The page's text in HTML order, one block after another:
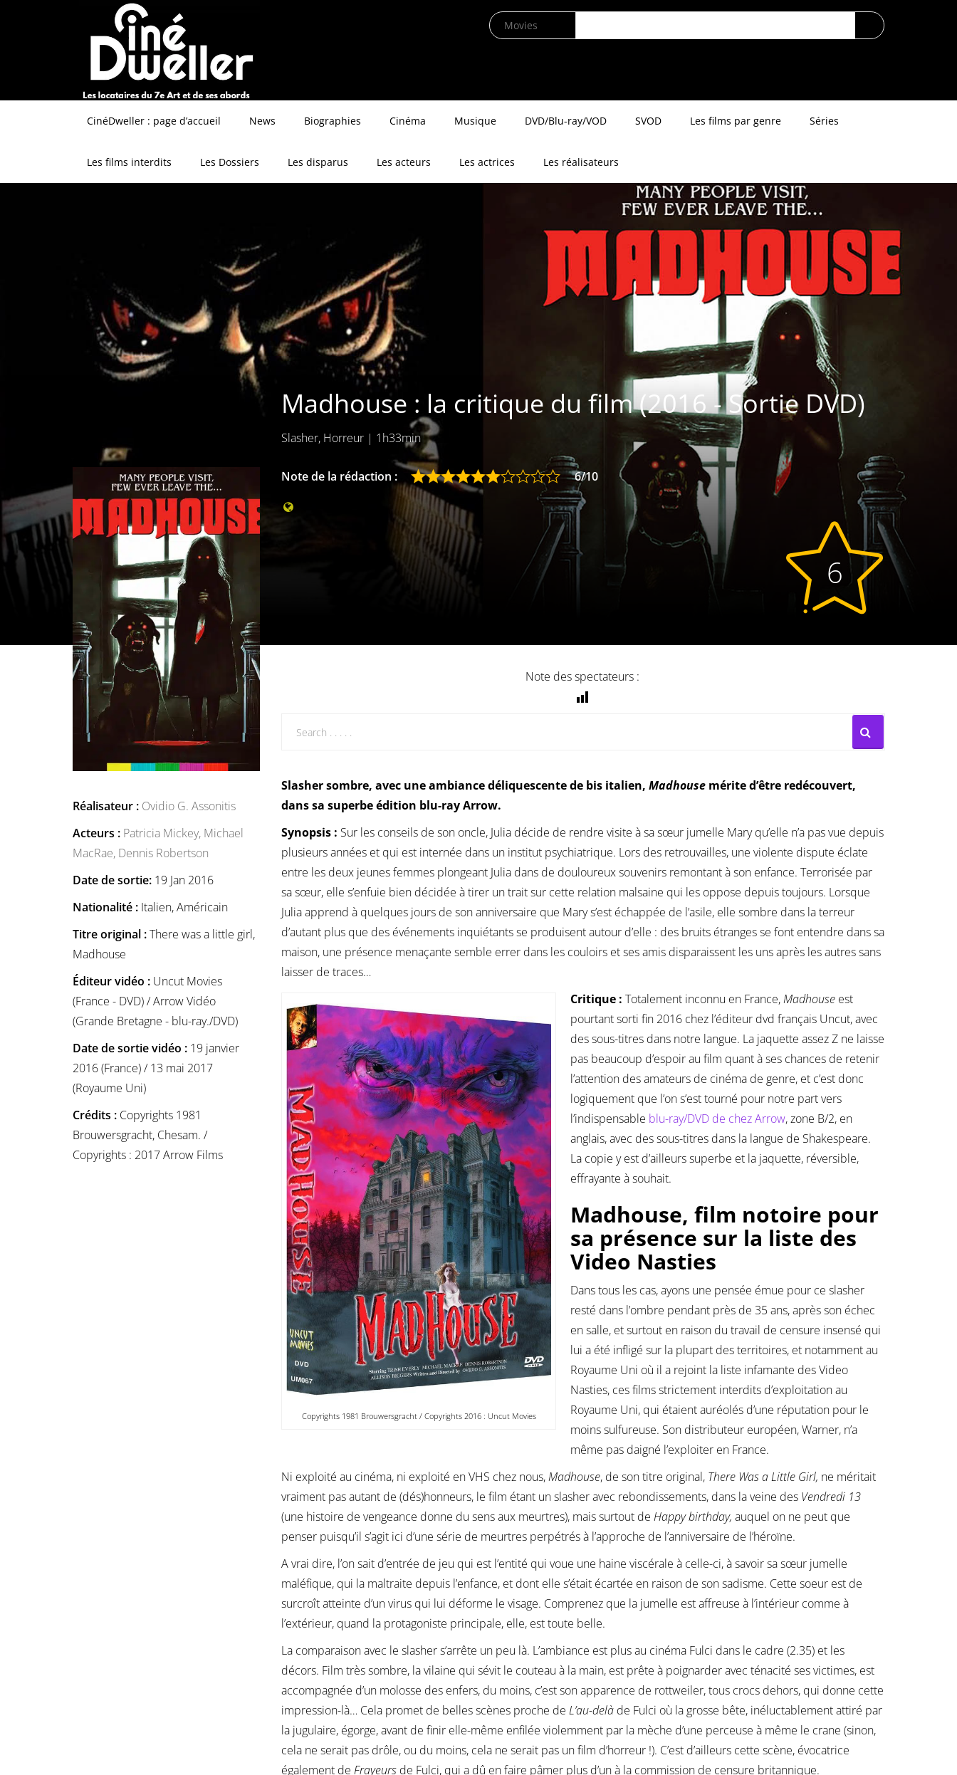
CinéDweller : page d’accueil News Biographies Cinéma Musique DVD/Blu-ray/VOD SVOD Les films par genre Séries
Les films interdits Les Dossiers Les disparus Les acteurs Les actrices Les réalisateurs
Madhouse : la critique du film (2016 - Sortie DVD)
Slasher, Horreur| 1h33min
Note de la rédaction : 6/10
6
Réalisateur : Ovidio G. Assonitis
Acteurs : Patricia Mickey, Michael
MacRae, Dennis Robertson
Date de sortie: 19 Jan 2016
Nationalité : Italien, Américain
Titre original :There was a little girl,
Madhouse
Éditeur vidéo : Uncut Movies
(France - DVD) / Arrow Vidéo
(Grande Bretagne - blu-ray./DVD)
Date de sortie vidéo : 19 janvier
2016 (France) / 13 mai 2017
(Royaume Uni)
Crédits : Copyrights 1981
Brouwersgracht, Chesam. /
Copyrights : 2017 Arrow Films
Note des spectateurs :
Slasher sombre, avec une ambiance déliquescente de bis italien, Madhouse mérite d’être redécouvert,
dans sa superbe édition blu-ray Arrow.
Synopsis : Sur les conseils de son oncle, Julia décide de rendre visite à sa sœur jumelle Mary qu’elle n’a pas vue depuis
plusieurs années et qui est internée dans un institut psychiatrique. Lors des retrouvailles, une violente dispute éclate
entre les deux jeunes femmes plongeant Julia dans de douloureux souvenirs remontant à son enfance. Terrorisée par
sa sœur, elle s’enfuie bien décidée à tirer un trait sur cette relation malsaine qui les oppose depuis toujours. Lorsque
Julia apprend à quelques jours de son anniversaire que Mary s’est échappée de l’asile, elle sombre dans la terreur
d’autant plus que des événements inquiétants se produisent autour d’elle : des bruits étranges se font entendre dans sa
maison, une présence menaçante semble errer dans les couloirs et ses amis disparaissent les uns après les autres sans
laisser de traces…
Copyrights 1981 Brouwersgracht / Copyrights 2016 : Uncut Movies
Critique : Totalement inconnu en France,Madhouse est
pourtant sorti fin 2016 chez l’éditeur dvd français Uncut, avec
des sous-titres dans notre langue. La jaquette assez Z ne laisse
pas beaucoup d’espoir au film quant à ses chances de retenir
l’attention des amateurs de cinéma de genre, et c’est donc
logiquement que l’on s’est tourné pour notre part vers
l’indispensable blu-ray/DVD de chez Arrow, zone B/2, en
anglais, avec des sous-titres dans la langue de Shakespeare.
La copie y est d’ailleurs superbe et la jaquette, réversible,
effrayante à souhait.
Madhouse, film notoire pour
sa présence sur la liste des
Video Nasties
Dans tous les cas, ayons une pensée émue pour ce slasher
resté dans l’ombre pendant près de 35 ans, après son échec
en salle, et surtout en raison du travail de censure insensé qui
lui a été infligé sur la plupart des territoires, et notamment au
Royaume Uni où il a rejoint la liste infamante des Video
Nasties, ces films strictement interdits d’exploitation au
Royaume Uni, qui étaient auréolés d’une réputation pour le
moins sulfureuse. Son distributeur européen, Warner, n’a
même pas daigné l’exploiter en France.
Ni exploité au cinéma, ni exploité en VHS chez nous,Madhouse, de son titre original, There Was a Little Girl, ne méritait
vraiment pas autant de (dés)honneurs, le film étant un slasher avec rebondissements, dans la veine des Vendredi 13
(une histoire de vengeance donne du sens aux meurtres), mais surtout de Happy birthday, auquel on ne peut que
penser puisqu’il s’agit ici d’une série de meurtres perpétrés à l’approche de l’anniversaire de l’héroïne.
A vrai dire, l’on sait d’entrée de jeu qui est l’entité qui voue une haine viscérale à celle-ci, à savoir sa sœur jumelle
maléfique, qui la maltraite depuis l’enfance, et dont elle s’était écartée en raison de son sadisme. Cette soeur est de
surcroît atteinte d’un virus qui lui déforme le visage. Comprenez que la jumelle est affreuse à l’intérieur comme à
l’extérieur, quand la protagoniste principale, elle, est toute belle.
La comparaison avec le slasher s’arrête un peu là. L’ambiance est plus au cinéma Fulci dans le cadre (2.35) et les
décors. Film très sombre, la vilaine qui sévit le couteau à la main, est prête à poignarder avec ténacité ses victimes, est
accompagnée d’un molosse des enfers, du moins, c’est son apparence de rottweiler, tous crocs dehors, qui donne cette
impression-là… Cela promet de belles scènes proche de L’au-delà de Fulci où la grosse bête, inéluctablement attiré par
la jugulaire, égorge, avant de finir elle-même enfilée violemment par la mèche d’une perceuse à même le crane (sinon,
cela ne serait pas drôle, ou du moins, cela ne serait pas un film d’horreur !). C’est d’ailleurs cette scène, évocatrice
également de Frayeurs de Fulci, qui a dû en faire pâmer plus d’un à la commission de censure britannique.